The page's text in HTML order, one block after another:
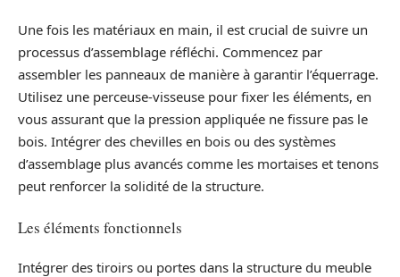
Une fois les matériaux en main, il est crucial de suivre un
processus d’assemblage réfléchi. Commencez par
assembler les panneaux de manière à garantir l’équerrage.
Utilisez une perceuse-visseuse pour fixer les éléments, en
vous assurant que la pression appliquée ne fissure pas le
bois. Intégrer des chevilles en bois ou des systèmes
d’assemblage plus avancés comme les mortaises et tenons
peut renforcer la solidité de la structure.
Les éléments fonctionnels
Intégrer des tiroirs ou portes dans la structure du meuble